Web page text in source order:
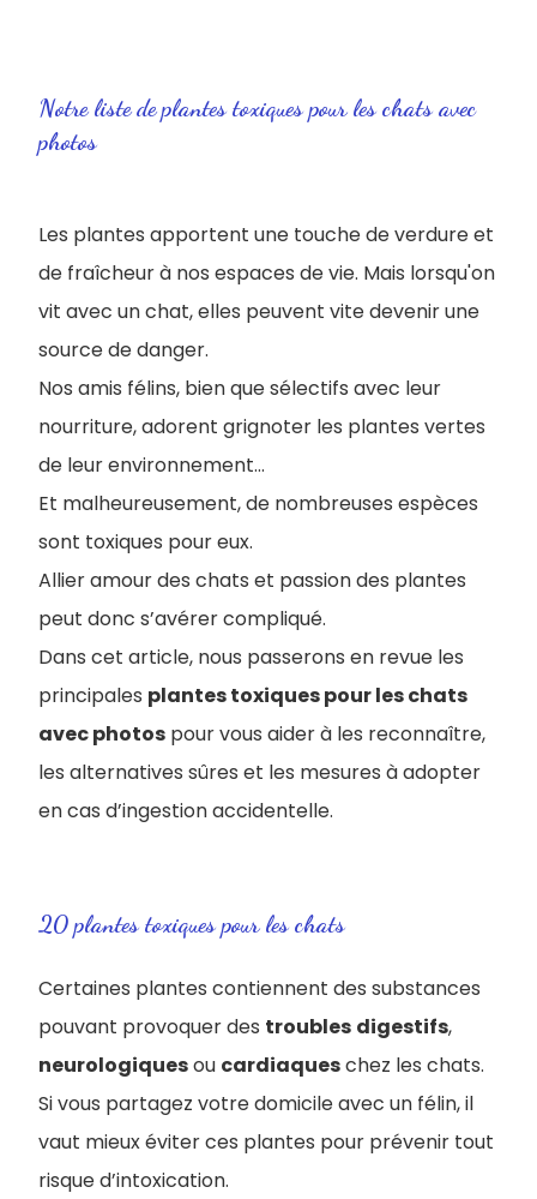
Notre liste de ​plantes toxiques pour les chats avec
photos
Les plantes apportent une touche de verdure et
de fraîcheur à nos espaces de vie. Mais lorsqu'on
vit avec un chat, elles peuvent vite devenir une
source de danger.
Nos amis félins, bien que sélectifs avec leur
nourriture, adorent grignoter les plantes vertes
de leur environnement…
Et malheureusement, de nombreuses espèces
sont toxiques pour eux.
Allier amour des chats et passion des plantes
peut donc s’avérer compliqué.
Dans cet article, nous passerons en revue les
principales plantes toxiques pour les chats
avec photos pour vous aider à les reconnaître,
les alternatives sûres et les mesures à adopter
en cas d’ingestion accidentelle.
20 plantes toxiques pour les chats
Certaines plantes contiennent des substances
pouvant provoquer des troubles digestifs,
neurologiquesou cardiaqueschez les chats.
Si vous partagez votre domicile avec un félin, il
vaut mieux éviter ces plantes pour prévenir tout
risque d’intoxication.